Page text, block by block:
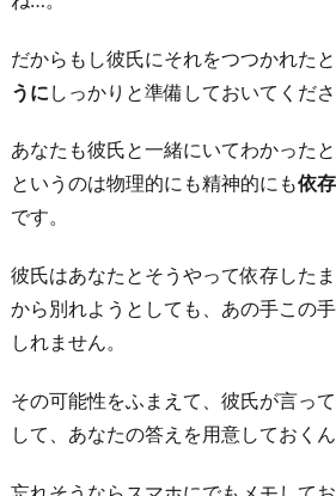
だからもし彼氏にそれをつつかれたと
うに しっかりと準備しておいてくださ
あなたも彼氏と一緒にいてわかった
というのは物理的にも精神的にも依
です。
彼氏はあなたとそうやって依存した
から別れようとしても、あの手この
しれません。
その可能性をふまえて、彼氏が言っ
して、あなたの答えを用意しておくん